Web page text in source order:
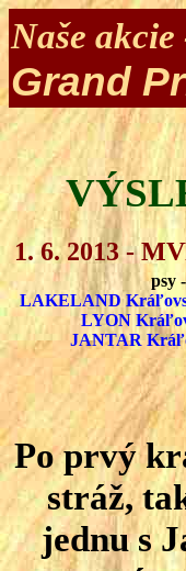
Naše akcie
Grand
1. 6. 2013 -
psy
LAKELAND
LYON
JANTAR
Po prvý
stráž,
jednu s